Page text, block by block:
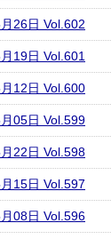
26日 Vol.602
19日 Vol.601
12日 Vol.600
05日 Vol.599
22日 Vol.598
15日 Vol.597
08日 Vol.596